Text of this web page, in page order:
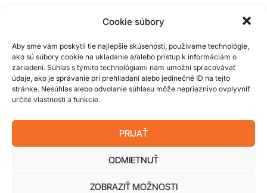
Cookie súbory
Aby sme vám poskytli tie najlepšie skúsenosti, používame technológie,
ako sú súbory cookie na ukladanie a/alebo prístup k informáciám o
zariadení. Súhlas s týmito technológiami nám umožní spracovávať
údaje, ako je správanie pri prehliadaní alebo jedinečné ID na tejto
stránke. Nesúhlas alebo odvolanie súhlasu môže nepriaznivo ovplyvniť
určité vlastnosti a funkcie.
PRIJAŤ
ODMIETNUŤ
ZOBRAZIŤ MOŽNOSTI